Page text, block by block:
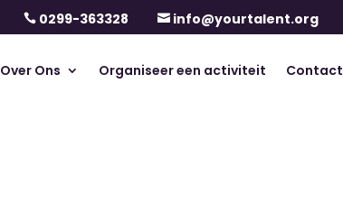
 0299-363328  info@yourtalent.org
Over Ons Organiseer een activiteit
Contact